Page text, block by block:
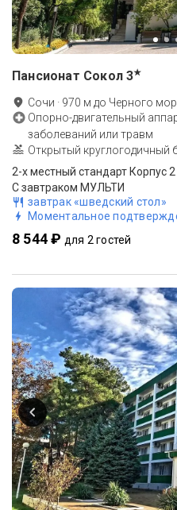
Пансионат Сокол 3★
Сочи · 970 м до Черного
Опорно-двигательный
заболеваний или травм
Открытый круглогодичный
2-x местный стандарт Корпус 2
С завтраком МУЛЬТИ
завтрак «шведский стол»
Моментальное
8 544 ₽ для 2 гостей